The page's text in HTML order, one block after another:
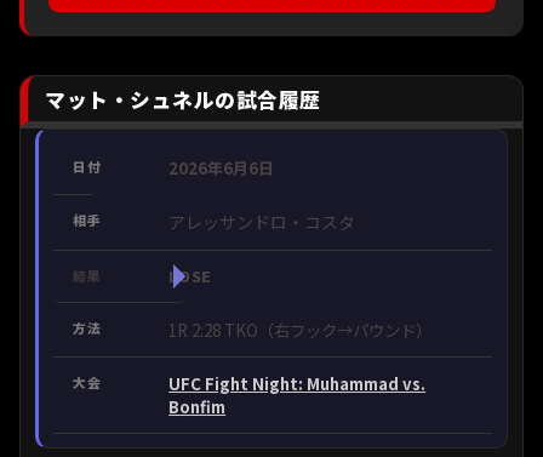
マット・シュネルの試合履歴
2026年6月6日
アレッサンドロ・コスタ
LOSE
1R 2:28 TKO（右フック→パウンド）
UFC Fight Night: Muhammad vs.
Bonfim